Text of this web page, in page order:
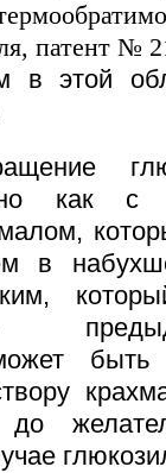
в этой
как с
в
В
может